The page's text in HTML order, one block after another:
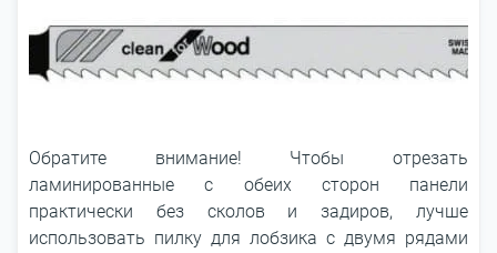
Обратите внимание! Чтобы отрезать
ламинированные с обеих сторон панели
практически без сколов и задиров, лучше
использовать пилку для лобзика с двумя рядами